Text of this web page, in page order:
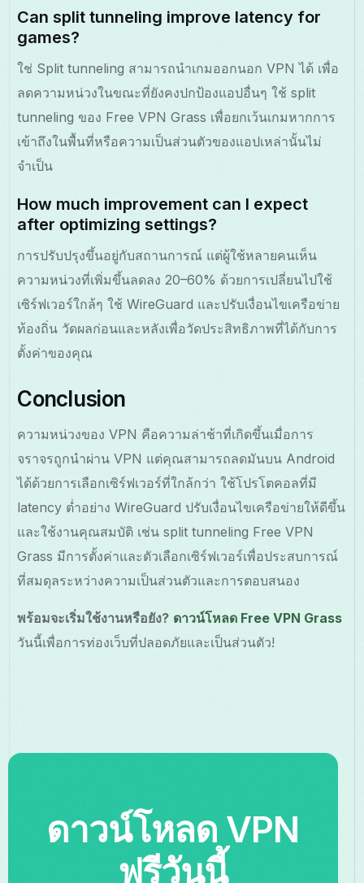
Can split tunneling improve latency for
games?
ใช่ Split tunneling สามารถนำเกมออกนอก VPN ได้ เพื่อ
ลดความหน่วงในขณะที่ยังคงปกป้องแอปอื่นๆ ใช้ split
tunneling ของ Free VPN Grass เพื่อยกเว้นเกมหากการ
เข้าถึงในพื้นที่หรือความเป็นส่วนตัวของแอปเหล่านั้นไม่
จำเป็น
How much improvement can I expect
after optimizing settings?
การปรับปรุงขึ้นอยู่กับสถานการณ์ แต่ผู้ใช้หลายคนเห็น
ความหน่วงที่เพิ่มขึ้นลดลง 20–60% ด้วยการเปลี่ยนไปใช้
เซิร์ฟเวอร์ใกล้ๆ ใช้ WireGuard และปรับเงื่อนไขเครือข่าย
ท้องถิ่น วัดผลก่อนและหลังเพื่อวัดประสิทธิภาพที่ได้กับการ
ตั้งค่าของคุณ
Conclusion
ความหน่วงของ VPN คือความล่าช้าที่เกิดขึ้นเมื่อการ
จราจรถูกนำผ่าน VPN แต่คุณสามารถลดมันบน Android
ได้ด้วยการเลือกเซิร์ฟเวอร์ที่ใกล้กว่า ใช้โปรโตคอลที่มี
latency ต่ำอย่าง WireGuard ปรับเงื่อนไขเครือข่ายให้ดีขึ้น
และใช้งานคุณสมบัติ เช่น split tunneling Free VPN
Grass มีการตั้งค่าและตัวเลือกเซิร์ฟเวอร์เพื่อประสบการณ์
ที่สมดุลระหว่างความเป็นส่วนตัวและการตอบสนอง
พร้อมจะเริ่มใช้งานหรือยัง? ดาวน์โหลด Free VPN Grass
วันนี้เพื่อการท่องเว็บที่ปลอดภัยและเป็นส่วนตัว!
ดาวน์โหลด VPN
ฟรีวันนี้